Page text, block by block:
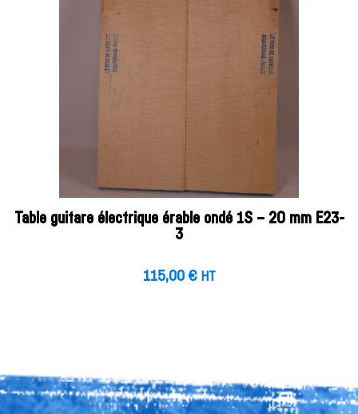
Table guitare électrique érable ondé 1S – 20 mm E23-
3
115,00 € HT